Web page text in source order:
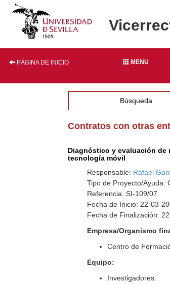
PÁGINA DE INICIO MENU
Búsqueda
Contratos con otras
Diagnóstico y evaluación de
tecnología móvil
Responsable: Rafael
Tipo de Proyecto/Ayuda:
Referencia: SI-109/07
Fecha de Inicio: 22-03-
Fecha de Finalización:
Empresa/Organismo
Centro de
Equipo:
Investigadores: